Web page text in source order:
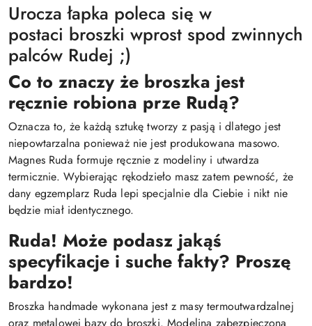
Urocza łapka poleca się w
postaci broszki wprost spod zwinnych
palców Rudej ;)
Co to znaczy że broszka jest
ręcznie robiona prze Rudą?
Oznacza to, że każdą sztukę tworzy z pasją i dlatego jest
niepowtarzalna ponieważ nie jest produkowana masowo.
Magnes Ruda formuje ręcznie z modeliny i utwardza
termicznie. Wybierając rękodzieło masz zatem pewność, że
dany egzemplarz Ruda lepi specjalnie dla Ciebie i nikt nie
będzie miał identycznego.
Ruda! Może podasz jakąś
specyfikacje i suche fakty? Proszę
bardzo!
Broszka handmade wykonana jest z masy termoutwardzalnej